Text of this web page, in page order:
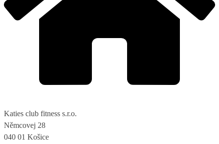
Katies club fitness s.r.o.
Němcovej 28
040 01 Košice